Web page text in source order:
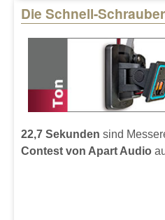
Die Schnell-Schrauber
22,7 Sekunden sind
Contest von Apart Audio